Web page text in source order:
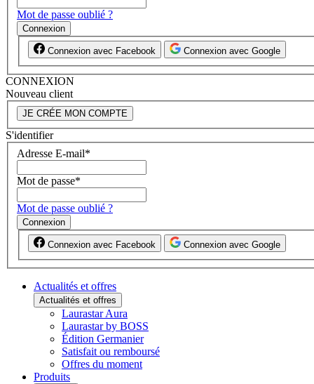
Mot de passe oublié ?
Connexion
Connexion avec Facebook Connexion avec Google
CONNEXION
Nouveau client
JE CRÉE MON COMPTE
S'identifier
Adresse E-mail*
Mot de passe*
Mot de passe oublié ?
Connexion
Connexion avec Facebook Connexion avec Google
Actualités et offres
Actualités et offres
Laurastar Aura
Laurastar by BOSS
Édition Germanier
Satisfait ou remboursé
Offres du moment
Produits